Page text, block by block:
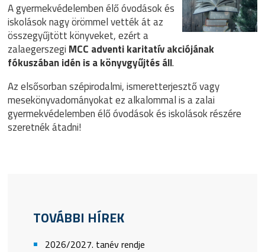
A gyermekvédelemben élő óvodások és
iskolások nagy örömmel vették át az
összegyűjtött könyveket, ezért a
zalaegerszegi MCC adventi karitatív akciójának
fókuszában idén is a könyvgyűjtés áll.
Az elsősorban szépirodalmi, ismeretterjesztő vagy
mesekönyvadományokat ez alkalommal is a zalai
gyermekvédelemben élő óvodások és iskolások részére
szeretnék átadni!
TOVÁBBI HÍREK
2026/2027. tanév rendje